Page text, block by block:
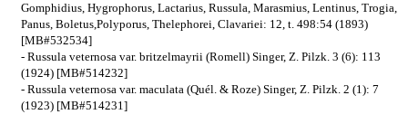
Gomphidius, Hygrophorus, Lactarius, Russula, Marasmius, Lentinus, Trogia,
Panus, Boletus,Polyporus, Thelephorei, Clavariei: 12, t. 498:54 (1893)
[MB#532534]
- Russula veternosa var. britzelmayrii (Romell) Singer, Z. Pilzk. 3 (6): 113
(1924) [MB#514232]
- Russula veternosa var. maculata (Quél. & Roze) Singer, Z. Pilzk. 2 (1): 7
(1923) [MB#514231]